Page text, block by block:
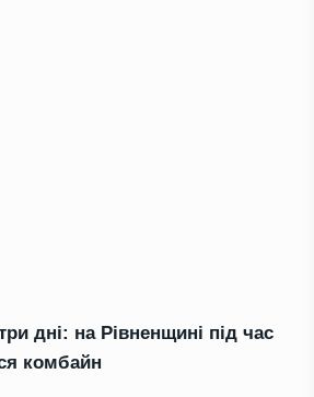
дні: на Рівненщині під час
комбайн